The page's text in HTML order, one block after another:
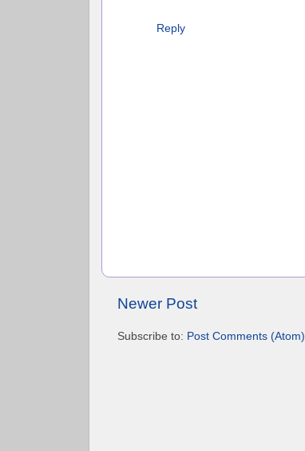
Reply
Newer Post
Subscribe to: Post Comments (Atom)